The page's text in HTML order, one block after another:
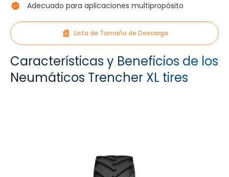
Adecuado para aplicaciones multipropósito
Lista de Tamaño de Descarga
Características y Beneficios de los
Neumáticos Trencher XL tires